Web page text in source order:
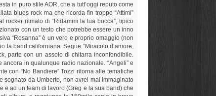
in puro stile AOR, che a tutt’oggi reputo come
blues rock ma che ricorda fin troppo “Attimi”
rocker ritmato di “Ridammi la tua bocca”, tipico
con un testo che potrebbe essere un inno
“Rosanna” è un vero e proprio omaggio (non
band californiana. Segue “Miracolo d’amore,
parte con un assolo di chitarra inconfondibile.
in qualunque radio nazionale. “Angeli” e
con “No Bandiere” Tozzi ritorna alle tematiche
sognato da Umberto, non avrei mai immaginato
e ad un team di lavoro (Greg e la sua band) che